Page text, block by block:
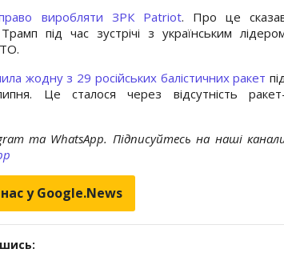
виробляти ЗРК Patriot. Про це
під час зустрічі з українським
жодну з 29 російських балістичних ракет під
Це сталося через відсутність
та WhatsApp. Підписуйтесь на наші
у Google.News